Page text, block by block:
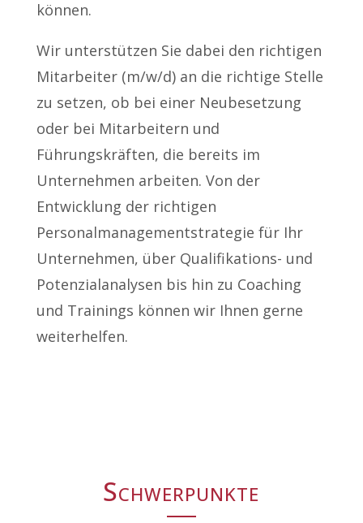
können.
Wir unterstützen Sie dabei den richtigen
Mitarbeiter (m/w/d) an die richtige Stelle
zu setzen, ob bei einer Neubesetzung
oder bei Mitarbeitern und
Führungskräften, die bereits im
Unternehmen arbeiten. Von der
Entwicklung der richtigen
Personalmanagementstrategie für Ihr
Unternehmen, über Qualifikations- und
Potenzialanalysen bis hin zu Coaching
und Trainings können wir Ihnen gerne
weiterhelfen.
Schwerpunkte